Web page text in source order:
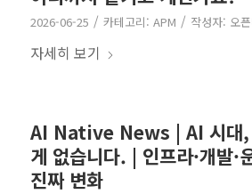
2026-06-25 / 카테고리: APM / 작성자: 오
자세히 보기
AI Native News | AI 시대,
게 없습니다. | 인프라·개발·
진짜 변화